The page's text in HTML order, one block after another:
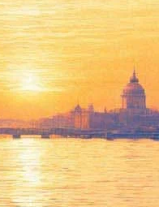
сыграет в новой
"Укрощение
на собственные
Дебра Хейуорд и
Universal.
неизвестны сроки
подтверждения